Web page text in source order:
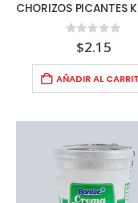
out of 5
$2.15
AÑADIR AL